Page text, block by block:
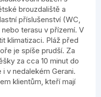
brouzdaliště a
příslušenství (WC,
terasu v přízemí. V
klimatizaci. Pláž před
je spíše prudší. Za
za cca 10 minut do
v nedalekém Gerani.
klientům, kteří mají